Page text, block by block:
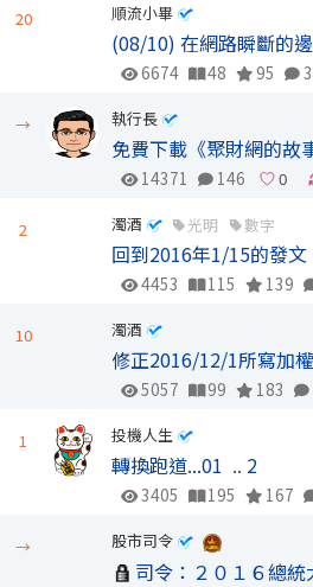
20 順流小畢
(08/10) 在網路瞬斷的
6674 48 95
→ 執行長
免費下載《聚財網的故
14371 146
2 濁酒 光明 數字
回到2016年1/15的發
4453 115 139
10 濁酒
修正2016/12/1所寫加
5057 99 183
1 投機人生
轉換跑道...01 .. 2
3405 195 167
→ 股市司令
司令：２０１６總